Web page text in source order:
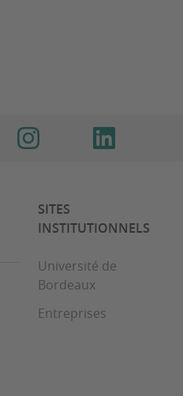
SITES
INSTITUTIONNELS
Université de
Bordeaux
Entreprises